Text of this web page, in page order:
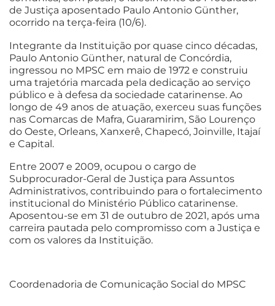
de Justiça aposentado Paulo Antonio Günther,
ocorrido na terça-feira (10/6).
Integrante da Instituição por quase cinco décadas,
Paulo Antonio Günther, natural de Concórdia,
ingressou no MPSC em maio de 1972 e construiu
uma trajetória marcada pela dedicação ao serviço
público e à defesa da sociedade catarinense. Ao
longo de 49 anos de atuação, exerceu suas funções
nas Comarcas de Mafra, Guaramirim, São Lourenço
do Oeste, Orleans, Xanxerê, Chapecó, Joinville, Itajaí
e Capital.
Entre 2007 e 2009, ocupou o cargo de
Subprocurador-Geral de Justiça para Assuntos
Administrativos, contribuindo para o fortalecimento
institucional do Ministério Público catarinense.
Aposentou-se em 31 de outubro de 2021, após uma
carreira pautada pelo compromisso com a Justiça e
com os valores da Instituição.
Coordenadoria de Comunicação Social do MPSC